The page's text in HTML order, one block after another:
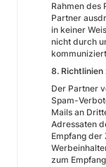
Rahmen des
Partner
in keiner
nicht durch
8. Richtlinien
Der Partner
Spam-
Mails an
Adressaten
Empfang der
zum